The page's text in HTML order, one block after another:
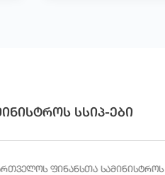
სსიპ-ები
ფინანსთა სამინისტროს